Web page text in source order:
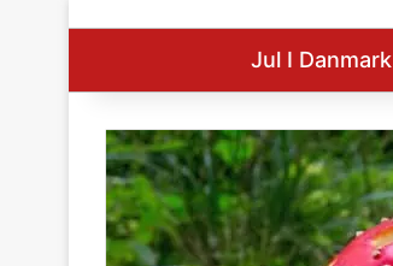
Jul I Danmark